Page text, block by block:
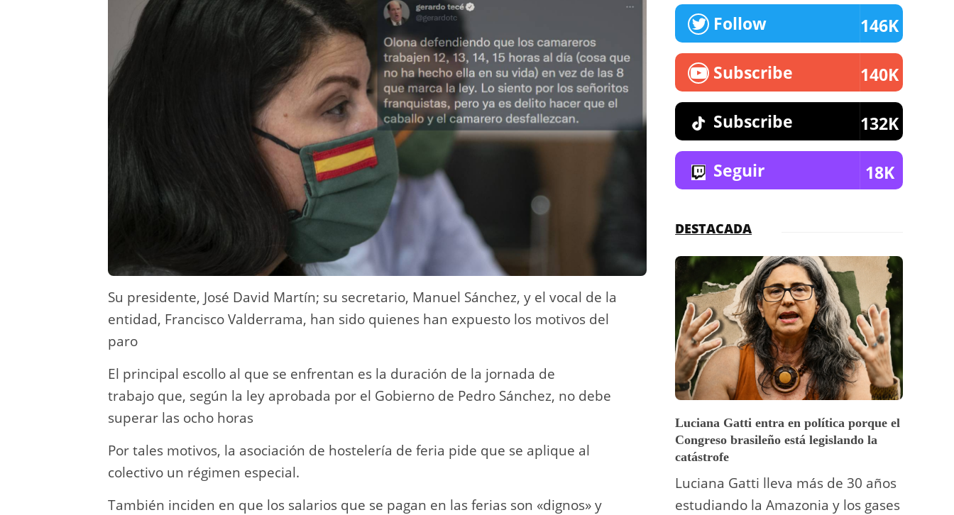
Su presidente, José David Martín; su secretario, Manuel Sánchez, y el vocal de la
entidad, Francisco Valderrama, han sido quienes han expuesto los motivos del
paro
El principal escollo al que se enfrentan es la duración de la jornada de
trabajo que, según la ley aprobada por el Gobierno de Pedro Sánchez, no debe
superar las ocho horas
Por tales motivos, la asociación de hostelería de feria pide que se aplique al
colectivo un régimen especial.
También inciden en que los salarios que se pagan en las ferias son «dignos» y
Follow 146K
Subscribe 140K
Subscribe 132K
Seguir 18K
DESTACADA
Luciana Gatti entra en política porque el
Congreso brasileño está legislando la
catástrofe
Luciana Gatti lleva más de 30 años
estudiando la Amazonia y los gases